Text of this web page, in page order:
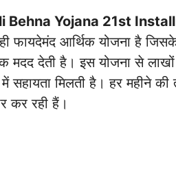
Behna Yojana 21st
फायदेमंद आर्थिक योजना है
मदद देती है। इस योजना से
सहायता मिलती है। हर महीने की
कर रही हैं।